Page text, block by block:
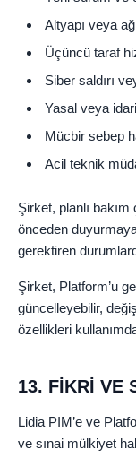
Altyapı veya
Üçüncü taraf
Siber saldırı
Yasal veya
Mücbir sebep
Acil teknik
Şirket, planlı
önceden
gerektiren
Şirket, Platform’u
güncelleyebilir,
özellikleri
13. FİKRİ VE
Lidia PIM’e ve
ve sınai mülkiyet